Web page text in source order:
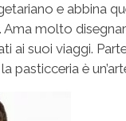
e abbina
Ama molto
ai suoi viaggi.
pasticceria è